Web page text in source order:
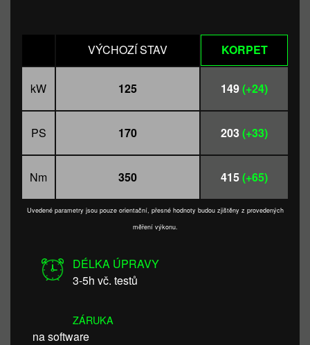
VÝCHOZÍ STAV KORPET
kW 125 149(+24)
PS 170 203(+33)
Nm 350 415(+65)
Uvedené parametry jsou pouze orientační, přesné hodnoty budou zjištěny z provedených
měření výkonu.
DÉLKA ÚPRAVY
3-5h vč. testů
ZÁRUKA
na software